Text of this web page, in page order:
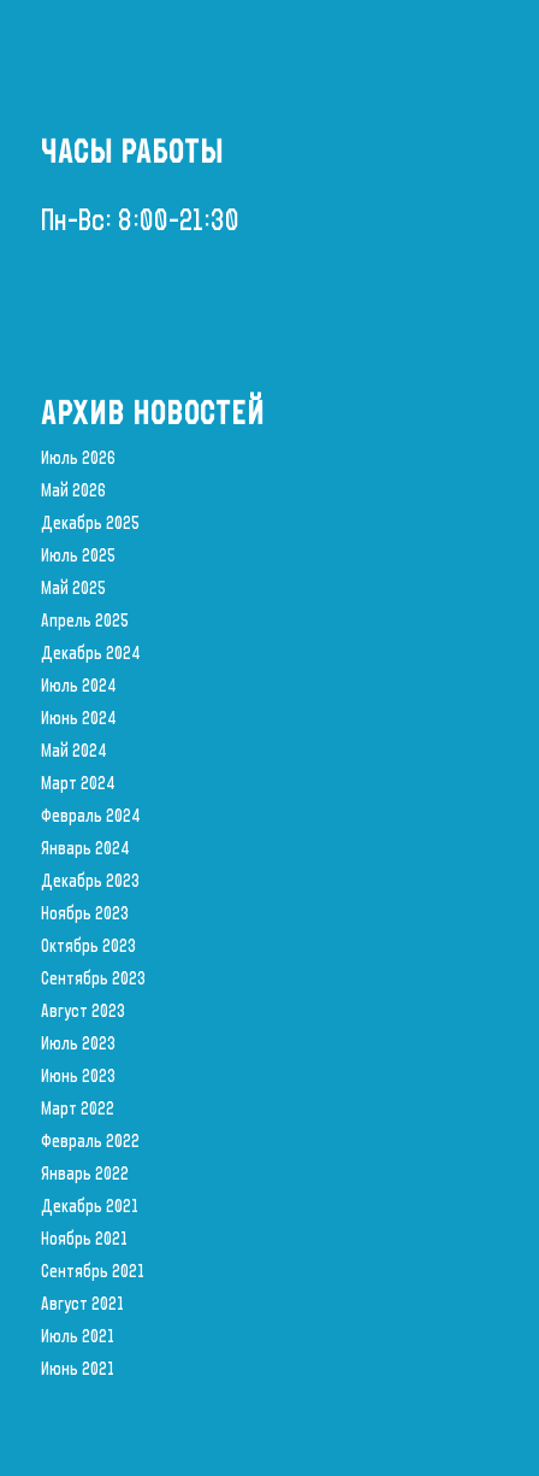
ЧАСЫ РАБОТЫ
Пн-Вс: 8:00-21:30
АРХИВ НОВОСТЕЙ
Июль 2026
Май 2026
Декабрь 2025
Июль 2025
Май 2025
Апрель 2025
Декабрь 2024
Июль 2024
Июнь 2024
Май 2024
Март 2024
Февраль 2024
Январь 2024
Декабрь 2023
Ноябрь 2023
Октябрь 2023
Сентябрь 2023
Август 2023
Июль 2023
Июнь 2023
Март 2022
Февраль 2022
Январь 2022
Декабрь 2021
Ноябрь 2021
Сентябрь 2021
Август 2021
Июль 2021
Июнь 2021